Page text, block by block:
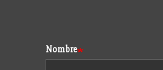
Formulario
Nombre